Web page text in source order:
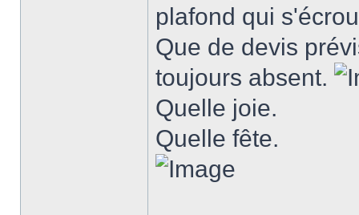
plafond qui
Que de devis
toujours absent.
Quelle joie.
Quelle fête.